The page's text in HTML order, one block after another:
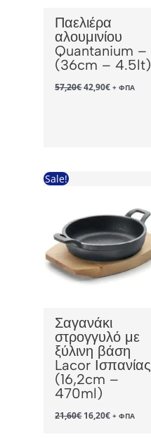
Παελιέρα
αλουμινίου
Quantanium –
(36cm – 4.5lt)
57,20€ Original
price
42,90€Η+ ΦΠΑ
Sale!
Σαγανάκι
στρογγυλό με
ξύλινη βάση
Lacor Ισπανίας
(16,2cm –
470ml)
21,60€ Original
price
16,20€Η+ ΦΠΑ